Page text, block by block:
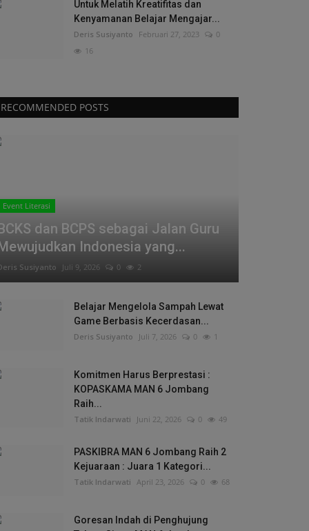
Untuk Melatih Kreatifitas dan
Kenyamanan Belajar Mengajar...
Deris Susiyanto Februari 27, 2023
0
16
RECOMMENDED POSTS
Event Literasi
dan BCPS sebagai Jalan Guru
Indonesia yang...
Susiyanto Juli 9, 2026 0 2
Belajar Mengelola Sampah Lewat
Game Berbasis Kecerdasan...
Deris Susiyanto Juli 7, 2026 0 1
Komitmen Harus Berprestasi :
KOPASKAMA MAN 6 Jombang
Raih...
Tatik Indarwati Juni 22, 2026 0 49
PASKIBRA MAN 6 Jombang Raih 2
Kejuaraan : Juara 1 Kategori...
Tatik Indarwati April 23, 2026 0 68
Goresan Indah di Penghujung